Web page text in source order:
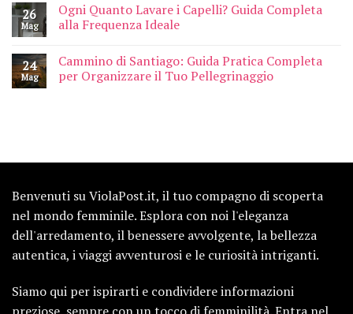
26
Mag
Ogni Quanto Lavare i Capelli? Guida Completa
alla Frequenza Ideale
24
Mag
Cammino di Santiago: Guida Pratica Completa
per Organizzare il Tuo Pellegrinaggio
Benvenuti su ViolaPost.it, il tuo compagno di scoperta
nel mondo femminile. Esplora con noi l'eleganza
dell'arredamento, il benessere avvolgente, la bellezza
autentica, i viaggi avventurosi e le curiosità intriganti.
Siamo qui per ispirarti e condividere informazioni